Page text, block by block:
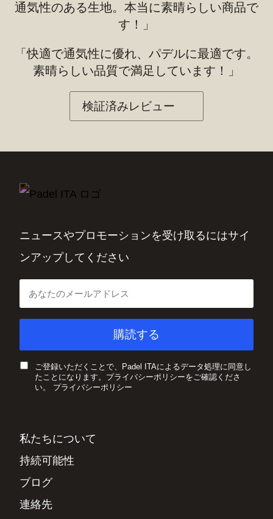
通気性のある生地。本当に素晴らしい商品で
す！」
「快適で通気性に優れ、パデルに最適です。
素晴らしい品質で満足しています！」
検証済みレビュー
ニュースやプロモーションを受け取るにはサイ
ンアップしてください
ご登録いただくことで、Padel ITAによるデータ処理に同意し
たことになります。プライバシーポリシーをご確認くださ
い。 プライバシーポリシー
私たちについて
持続可能性
ブログ
連絡先